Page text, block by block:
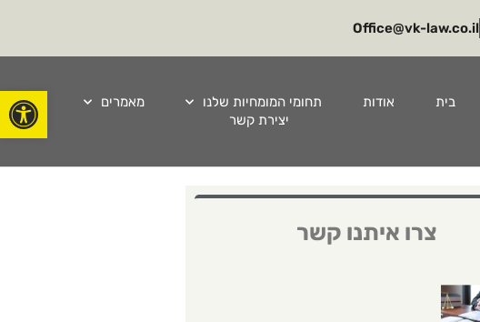
פתח
Office@vk-law.co.il​
בית אודות תחומי המומחיות שלנו
מאמרים
יצירת קשר
צרו איתנו קשר